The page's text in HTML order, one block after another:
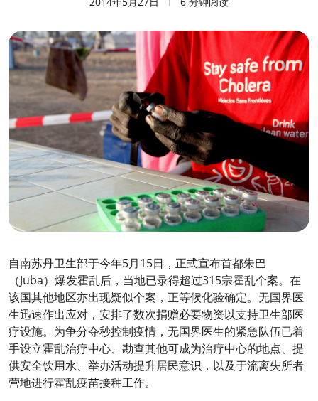
自南苏丹卫生部于今年5月15日，正式宣布首都朱巴
（Juba）爆发霍乱后，当地已录得超过315宗霍乱个案。在
该国其他地区亦出现疑似个案，正等候化验确定。无国界医
生迅速作出应对，安排了数次捐赠必要物资以支持卫生部医
疗设施。为争分夺秒控制疫情，无国界医生的紧急队伍已着
手设立霍乱治疗中心、勘查其他可成为治疗中心的地点、提
供安全饮用水、举办活动提升居民意识，以及于流离失所者
营地进行霍乱疫苗接种工作。